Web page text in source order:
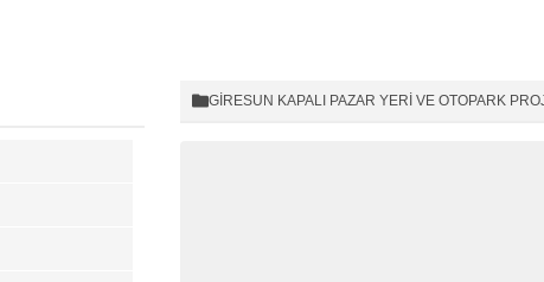
GİRESUN KAPALI PAZAR YERİ VE OTOPARK